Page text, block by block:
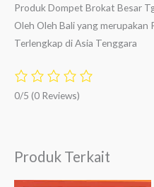
Produk Dompet Brokat Besar
Oleh Oleh Bali yang
Terlengkap di Asia Tenggara
0/5 (0 Reviews)
Produk Terkait